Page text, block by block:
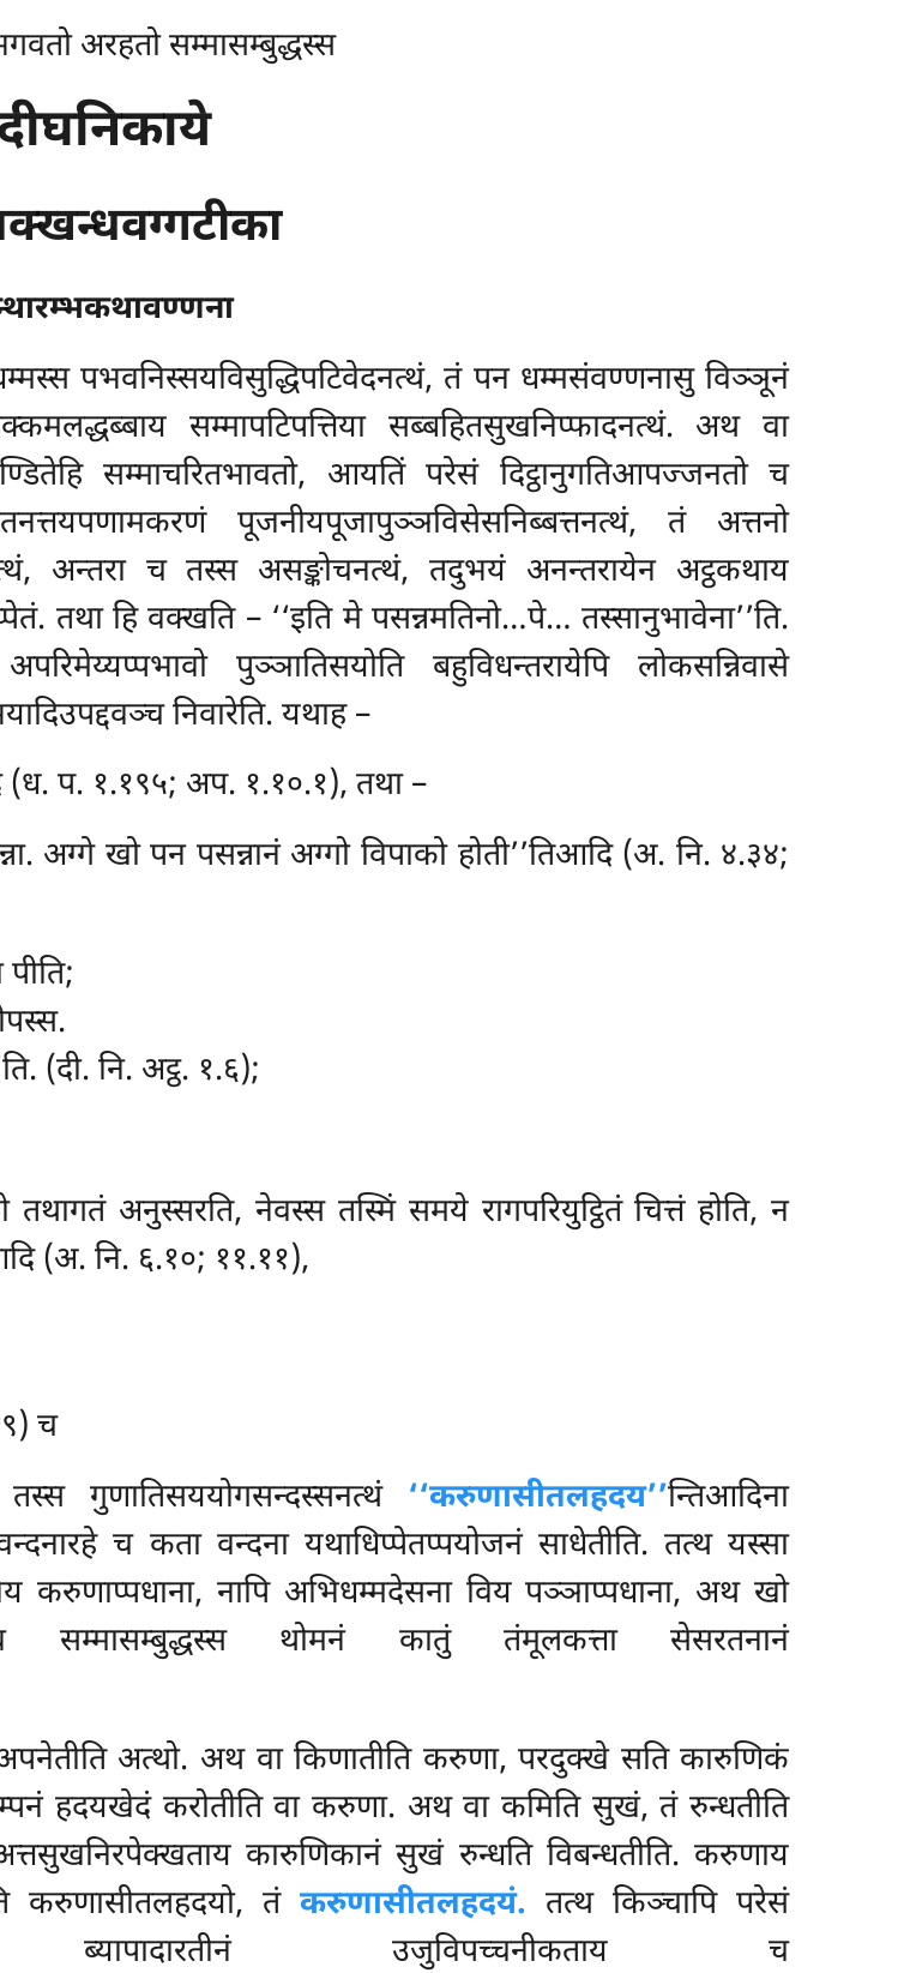
अरहतो सम्मासम्बुद्धस्स
पभवनिस्सयविसुद्धिपटिवेदनत्थं, तं पन धम्मसंवण्णनासु विञ्ञूनं
सम्मापटिपत्तिया सब्बहितसुखनिप्फादनत्थं. अथ वा
सम्माचरितभावतो, आयतिं परेसं दिट्ठानुगतिआपज्जनतो च
पूजनीयपूजापुञ्ञविसेसनिब्बत्तनत्थं, तं अत्तनो
अन्तरा च तस्स असङ्कोचनत्थं, तदुभयं अनन्तरायेन अट्ठकथाय
तथा हि वक्खति – ‘‘इति मे पसन्नमतिनो…पे… तस्सानुभावेना’’ति.
अपरिमेय्यप्पभावोपुञ्ञातिसयोति बहुविधन्तरायेपि लोकसन्निवासे
निवारेति. यथाह –
(ध. प. १.१९५; अप. १.१०.१), तथा –
अग्गे खो पन पसन्नानं अग्गो विपाको होती’’तिआदि (अ. नि. ४.३४;
(दी. नि. अट्ठ. १.६);
अनुस्सरति, नेवस्स तस्मिं समये रागपरियुट्ठितं चित्तं होति, न
(अ. नि. ६.१०; ११.११),
च
गुणातिसययोगसन्दस्सनत्थं ‘‘करुणासीतलहदय’’न्तिआदिना
च कता वन्दना यथाधिप्पेतप्पयोजनं साधेतीति. तत्थ यस्सा
नापि अभिधम्मदेसना विय पञ्ञाप्पधाना, अथ खो
सम्मासम्बुद्धस्स थोमनं कातुं तंमूलकत्ता सेसरतनानं
अत्थो. अथ वा किणातीति करुणा, परदुक्खे सति कारुणिकं
हदयखेदं करोतीति वा करुणा. अथ वा कमिति सुखं, तं रुन्धतीति
कारुणिकानं सुखं रुन्धति विबन्धतीति. करुणाय
करुणासीतलहदयो, तंकरुणासीतलहदयं. तत्थ किञ्चापि परेसं
ब्यापादारतीनं उजुविपच्चनीकताय च